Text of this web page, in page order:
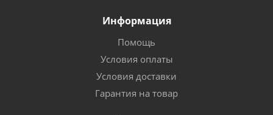
Информация
Помощь
Условия оплаты
Условия доставки
Гарантия на товар